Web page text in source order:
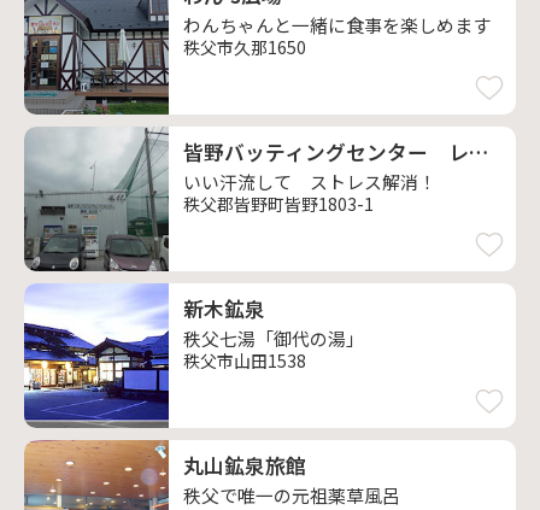
わんちゃんと一緒に食事を楽しめます
秩父市久那1650
皆野バッティングセンター レストラン ねむの木
いい汗流して ストレス解消！
秩父郡皆野町皆野1803-1
新木鉱泉
秩父七湯「御代の湯」
秩父市山田1538
丸山鉱泉旅館
秩父で唯一の元祖薬草風呂